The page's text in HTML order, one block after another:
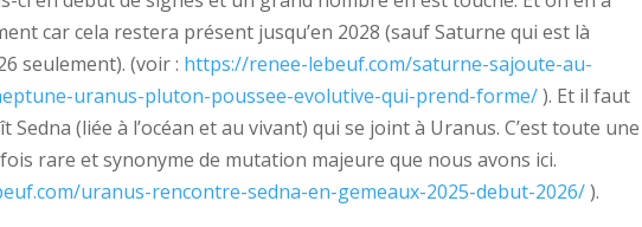
car cela restera présent jusqu’en 2028 (sauf Saturne qui est là
seulement). (voir : https://renee-lebeuf.com/saturne-sajoute-au-
uranus-pluton-poussee-evolutive-qui-prend-forme/). Et il faut
(liée à l’océan et au vivant) qui se joint à Uranus. C’est toute une
rare et synonyme de mutation majeure que nous avons ici.
uranus-rencontre-sedna-en-gemeaux-2025-debut-2026/).